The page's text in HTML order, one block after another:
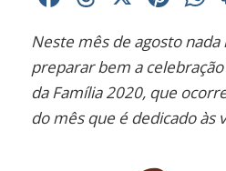
Neste mês de agosto
preparar bem a
da Família 2020, que
do mês que é dedicado às